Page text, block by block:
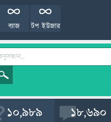
টপ ইউজার
ব্যাজ
10,989 18,690